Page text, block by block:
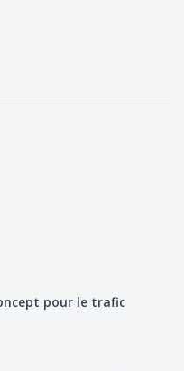
pour le trafic